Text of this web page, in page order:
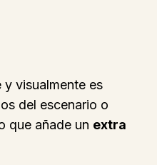
visualmente es
del escenario o
que añade un extra